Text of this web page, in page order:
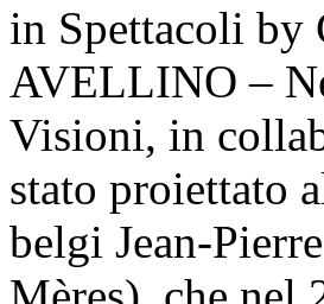
in Spettacoli by
AVELLINO –
Visioni, in
stato proiettato
belgi Jean-